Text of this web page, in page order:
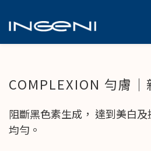
COMPLEXION 勻膚｜
阻斷黑色素生成， 達到美白
均勻。